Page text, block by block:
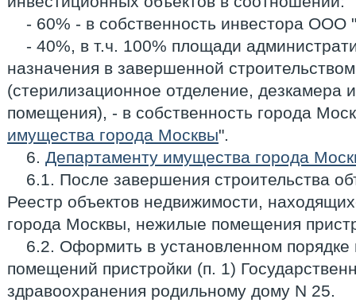
- 60% - в собственность инвестора ООО
- 40%, в т.ч. 100% площади
назначения в завершенной
(стерилизационное отделение, дезкамера
помещения), - в собственность города
имущества города Москвы".
6. Департаменту имущества города
6.1. После завершения строительства
Реестр объектов недвижимости,
города Москвы, нежилые помещения
6.2. Оформить в установленном
помещений пристройки (п. 1)
здравоохранения родильному дому N 25.